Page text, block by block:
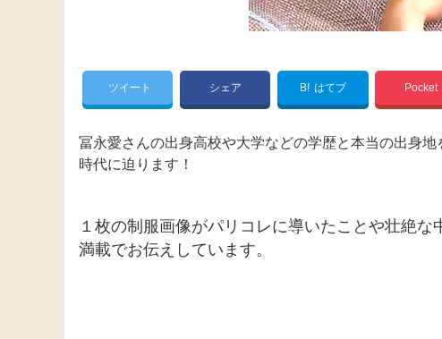
ツイート シェア B! はてブ Pocket
冨永愛さんの出身高校や大学などの学歴と本当の出身
時代に迫ります！
１枚の制服画像がパリコレに導いたことや壮絶
満載でお伝えしています。